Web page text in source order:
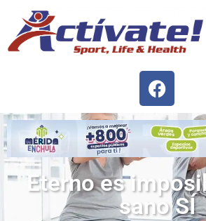
Eterno es
sano SÍ